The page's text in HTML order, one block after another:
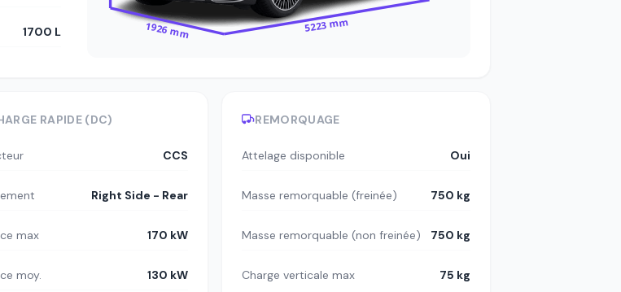
1700 L 1926 mm 5223 mm
RAPIDE (DC)
CCS
Right Side - Rear
max 170 kW
moy. 130 kW
REMORQUAGE
Attelage disponible Oui
Masse remorquable (freinée) 750 kg
Masse remorquable (non freinée) 750 kg
Charge verticale max 75 kg